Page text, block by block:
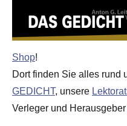
Shop!
Dort finden Sie alles rund
GEDICHT, unsere
Verleger und Herausgeber